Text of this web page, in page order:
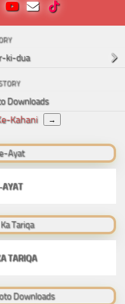
ki-dua
Downloads
Kahani →
TARIQA